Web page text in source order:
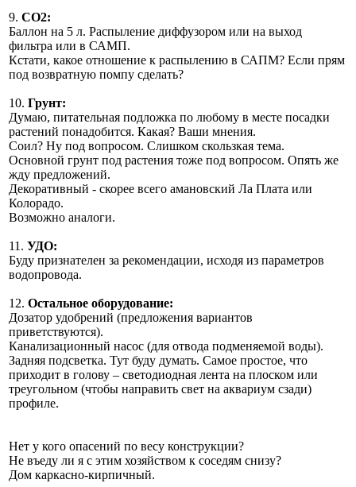
9. СО2:
Баллон на 5 л. Распыление диффузором или на выход
фильтра или в САМП.
Кстати, какое отношение к распылению в САПМ? Если прям
под возвратную помпу сделать?
10. Грунт:
Думаю, питательная подложка по любому в месте посадки
растений понадобится. Какая? Ваши мнения.
Соил? Ну под вопросом. Слишком скользкая тема.
Основной грунт под растения тоже под вопросом. Опять же
жду предложений.
Декоративный - скорее всего амановский Ла Плата или
Колорадо.
Возможно аналоги.
11. УДО:
Буду признателен за рекомендации, исходя из параметров
водопровода.
12. Остальное оборудование:
Дозатор удобрений (предложения вариантов
приветствуются).
Канализационный насос (для отвода подменяемой воды).
Задняя подсветка. Тут буду думать. Самое простое, что
приходит в голову – светодиодная лента на плоском или
треугольном (чтобы направить свет на аквариум сзади)
профиле.
Нет у кого опасений по весу конструкции?
Не въеду ли я с этим хозяйством к соседям снизу?
Дом каркасно-кирпичный.